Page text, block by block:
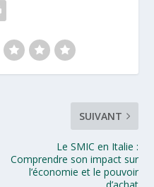
SUIVANT
Le SMIC en Italie :
Comprendre son impact sur
l’économie et le pouvoir